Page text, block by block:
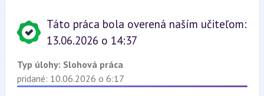
Táto práca bola overená naším učiteľom:
13.06.2026 o 14:37
Typ úlohy: Slohová práca
pridané: 10.06.2026 o 6:17